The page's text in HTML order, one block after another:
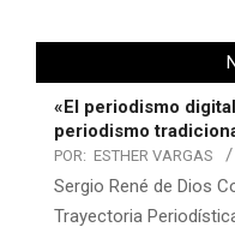
«El periodismo
periodismo
POR: ESTHER VARGAS
Sergio René de Dios
Trayectoria